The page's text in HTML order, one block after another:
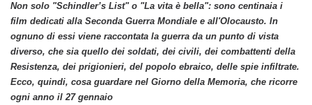
Non solo "Schindler’s List" o "La vita è bella": sono centinaia i
film dedicati alla Seconda Guerra Mondiale e all'Olocausto. In
ognuno di essi viene raccontata la guerra da un punto di vista
diverso, che sia quello dei soldati, dei civili, dei combattenti della
Resistenza, dei prigionieri, del popolo ebraico, delle spie infiltrate.
Ecco, quindi, cosa guardare nel Giorno della Memoria, che ricorre
ogni anno il 27 gennaio